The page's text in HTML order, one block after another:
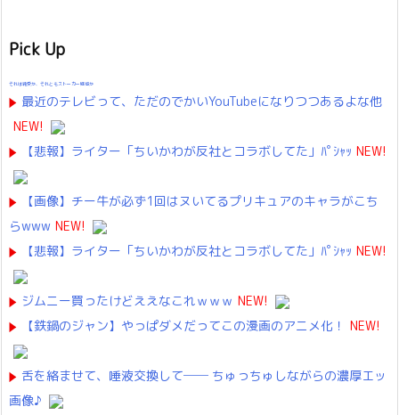
Pick Up
それは純愛か、それともストーカー疑惑か
最近のテレビって、ただのでかいYouTubeになりつつあるよな他
NEW!
【悲報】ライター「ちいかわが反社とコラボしてた」ﾊﾟｼｬｯ NEW!
【画像】チー牛が必ず1回はヌいてるプリキュアのキャラがこち
らwww NEW!
【悲報】ライター「ちいかわが反社とコラボしてた」ﾊﾟｼｬｯ NEW!
ジムニー買ったけどええなこれｗｗｗ NEW!
【鉄鍋のジャン】やっぱダメだってこの漫画のアニメ化！ NEW!
舌を絡ませて、唾液交換して── ちゅっちゅしながらの濃厚エッ
画像♪